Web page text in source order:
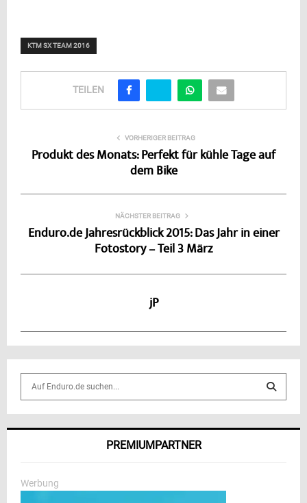
KTM SX TEAM 2016
TEILEN
VORHERIGER BEITRAG
Produkt des Monats: Perfekt für kühle Tage auf
dem Bike
NÄCHSTER BEITRAG
Enduro.de Jahresrückblick 2015: Das Jahr in einer
Fotostory – Teil 3 März
jP
o
S
PREMIUMPARTNER
Werbung